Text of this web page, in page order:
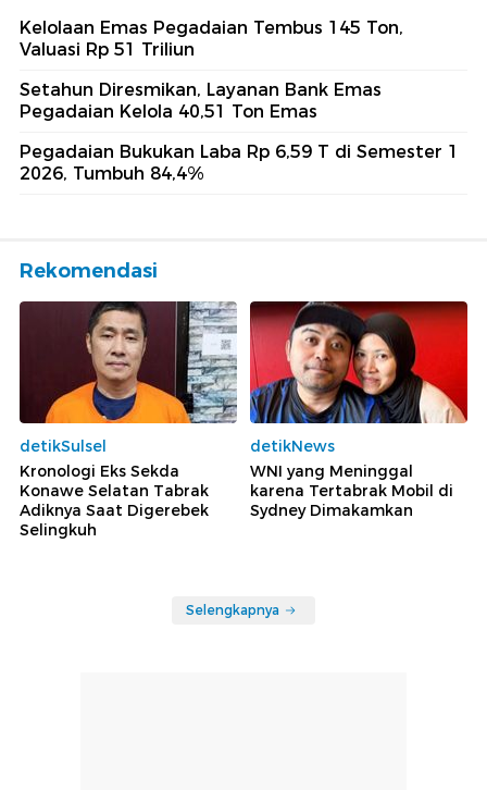
Kelolaan Emas Pegadaian Tembus 145 Ton,
Valuasi Rp 51 Triliun
Setahun Diresmikan, Layanan Bank Emas
Pegadaian Kelola 40,51 Ton Emas
Pegadaian Bukukan Laba Rp 6,59 T di Semester 1
2026, Tumbuh 84,4%
Rekomendasi
detikSulsel
Kronologi Eks Sekda
Konawe Selatan Tabrak
Adiknya Saat Digerebek
Selingkuh
detikNews
WNI yang Meninggal
karena Tertabrak Mobil di
Sydney Dimakamkan
Selengkapnya